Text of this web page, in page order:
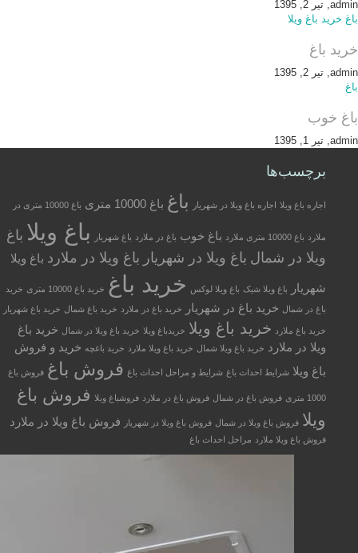
admin, تیر 2, 1395
باغ خرید باغ ویلا
خرید باغ
admin, تیر 2, 1395
باغ
باغ خوب
admin, تیر 1, 1395
برچسب‌ها
اجاره باغ ویلا اجاره باغ ویلا در شهریار باغ باغ 10000 متری باغ 10000 متری در
ملارد باغ 10000 متری ملارد باغ خوب باغ در ملارد باغ شهریار باغ ویلا باغ
ویلا در شمال باغ ویلا در شهریار باغ ویلا در ملارد باغ ویلا
شهریار باغ ویلا شیک باغ ویلا لوکس خرید باغ خرید باغ 10000 متری خرید
باغ در شمال خرید باغ در شهریار خرید باغ در ملارد خرید باغ شمال خرید باغ شهریار
خرید باغ ملارد خرید باغ ویلا خریدباغ ویلا خرید باغ ویلا در شمال خرید باغ
ویلا در ملارد
خرید باغ ویلا شمال خرید باغ ویلا ملارد خرید باغچه خرید و فروش
باغ ویلا شرایط احداث باغ شرایط و مراحل احداث باغ فروش باغ فروش باغ
1000 متری فروش باغ در شمال فروش باغ در ملارد فروشباغ ویلا فروش باغ
ویلا فروش باغ ویلا در شمال فروش باغ ویلا در شهریار فروش باغ ویلا در ملارد
فروش باغ ویلا ملارد مراحل احداث باغ